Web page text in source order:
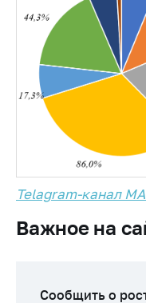
Telagram-канал
Важное на
Сообщить о